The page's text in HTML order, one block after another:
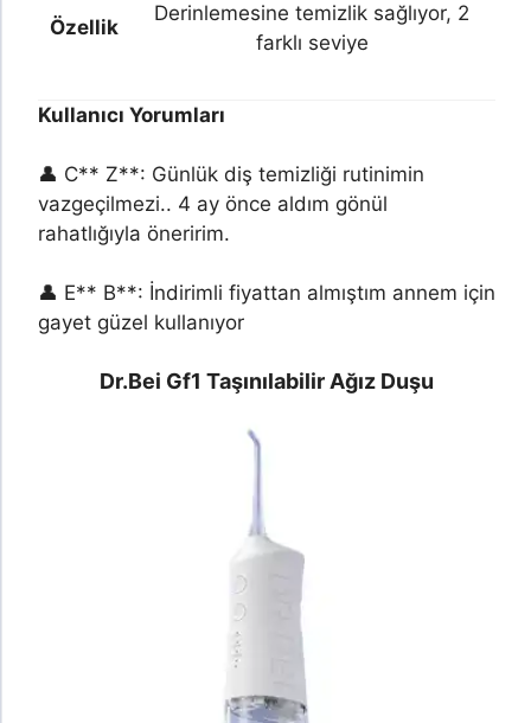
Özellik
Derinlemesine temizlik sağlıyor, 2
farklı seviye
Kullanıcı Yorumları
👤 C** Z**: Günlük diş temizliği rutinimin
vazgeçilmezi.. 4 ay önce aldım gönül
rahatlığıyla öneririm.
👤 E** B**: İndirimli fiyattan almıştım annem için
gayet güzel kullanıyor
Dr.Bei Gf1 Taşınılabilir Ağız Duşu